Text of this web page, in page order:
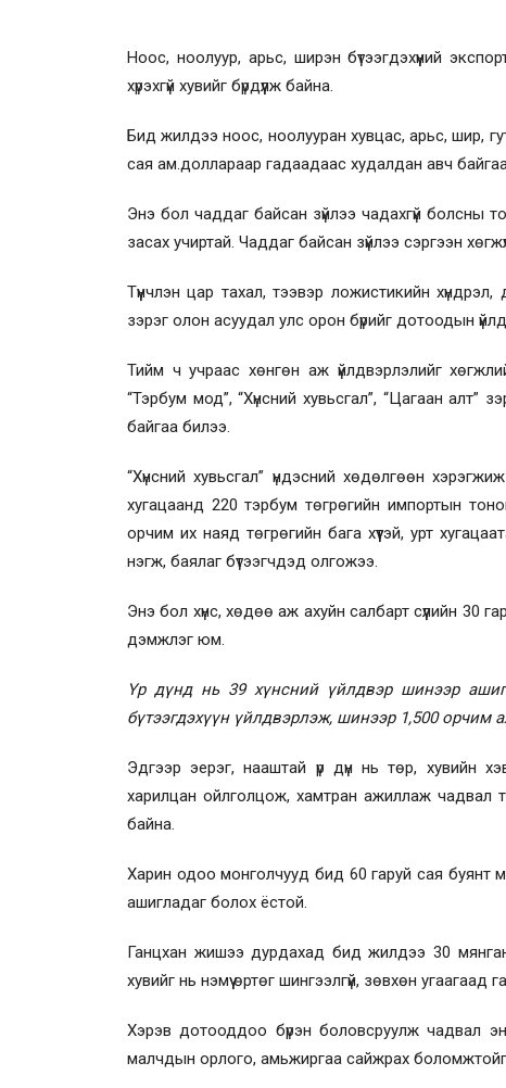
Ноос, ноолуур, арьс, ширэн бүтээгдэхүүний
хүрэхгүй хувийг бүрдүүлж байна.
Бид жилдээ ноос, ноолууран хувцас, арьс, шир,
сая ам.доллараар гадаадаас худалдан авч
Энэ бол чаддаг байсан зүйлээ чадахгүй болсны
засах учиртай. Чаддаг байсан зүйлээ сэргээн
Түүнчлэн цар тахал, тээвэр ложистикийн хүндрэл,
зэрэг олон асуудал улс орон бүрийг дотоодын
Тийм ч учраас хөнгөн аж үйлдвэрлэлийг
“Тэрбум мод”, “Хүнсний хувьсгал”, “Цагаан алт”
байгаа билээ.
“Хүнсний хувьсгал” үндэсний хөдөлгөөн
хугацаанд 220 тэрбум төгрөгийн импортын
орчим их наяд төгрөгийн бага хүүтэй, урт
нэгж, баялаг бүтээгчдэд олгожээ.
Энэ бол хүнс, хөдөө аж ахуйн салбарт сүүлийн 30
дэмжлэг юм.
Үр дүнд нь 39 хүнсний үйлдвэр шинээр
бүтээгдэхүүн үйлдвэрлэж, шинээр 1,500 орчим
Эдгээр эерэг, нааштай үр дүн нь төр, хувийн
харилцан ойлголцож, хамтран ажиллаж чадвал
байна.
Харин одоо монголчууд бид 60 гаруй сая буянт
ашигладаг болох ёстой.
Ганцхан жишээ дурдахад бид жилдээ 30
хувийг нь нэмүү өртөг шингээлгүй, зөвхөн угаагаад
Хэрэв дотооддоо бүрэн боловсруулж чадвал
малчдын орлого, амьжиргаа сайжрах боломжтойг